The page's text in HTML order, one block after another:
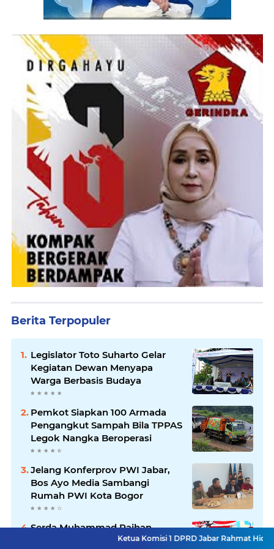
Berita Terpopuler
Legislator Toto Suharto Gelar
Kegiatan Dewan Menyapa
Warga Berbasis Budaya
Pemkot Siapkan 100 Armada
Pengangkut Sampah Bila TPPAS
Legok Nangka Beroperasi
Jelang Konferprov PWI Jabar,
Bos Ayo Media Sambangi
Rumah PWI Kota Bogor
Serda Muhammad Raihan
Fadhila Raih Emas pada 8th
Ketua Komisi 1 DPRD Jabar Rahmat Hidayat Djati